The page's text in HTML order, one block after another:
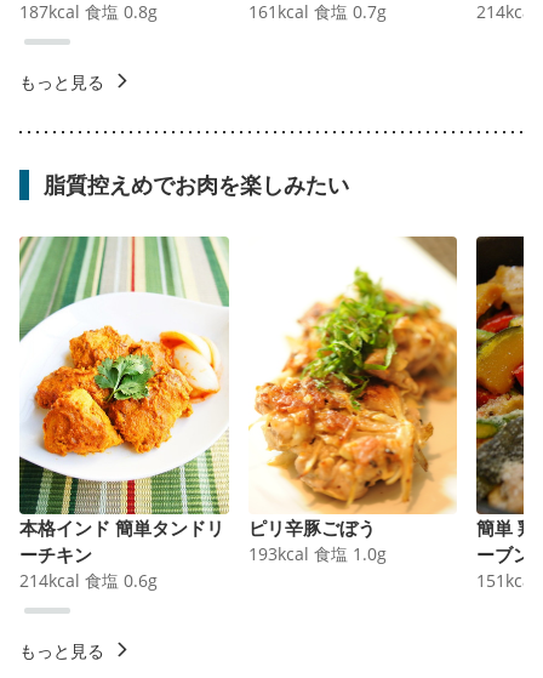
187kcal 食塩 0.8g 161 kcal 食塩 0.7g 214kcal
もっと見る
脂質控えめでお肉を楽しみたい
本格インド 簡単タンドリ
ーチキン
214kcal 食塩 0.6g
ピリ辛豚ごぼう
193kcal 食塩 1.0g
簡単 鶏
ーブン
151 kcal
もっと見る